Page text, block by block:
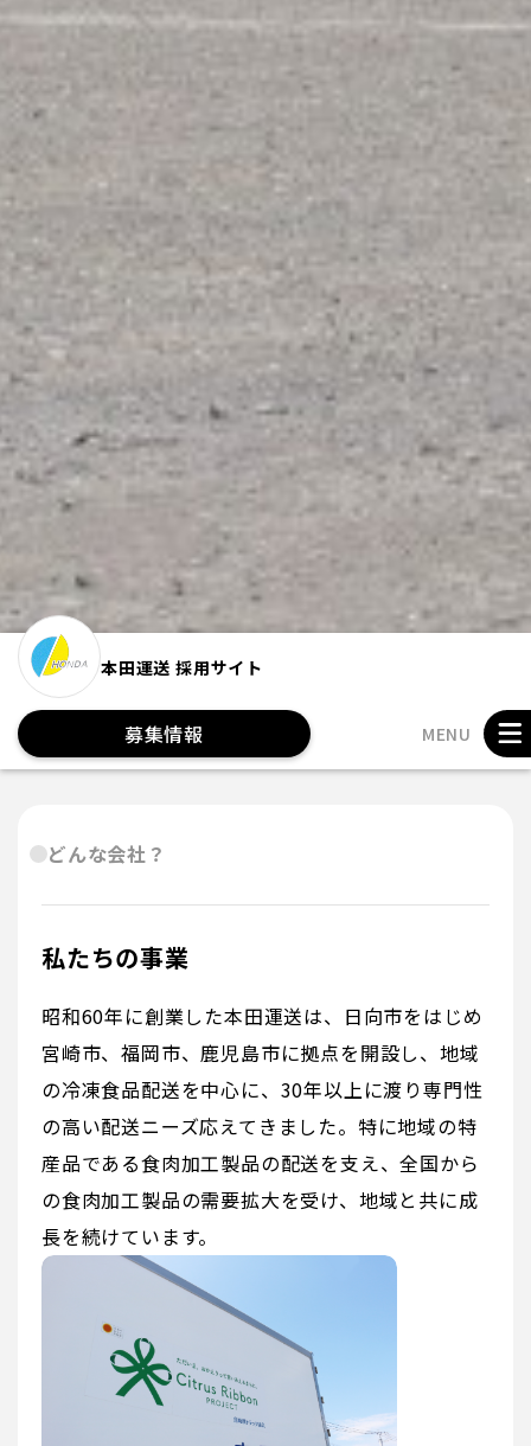
本田運送 採用サイト
募集情報 MENU
どんな会社？
私たちの事業
昭和60年に創業した本田運送は、日向市をはじめ
宮崎市、福岡市、鹿児島市に拠点を開設し、地域
の冷凍食品配送を中心に、30年以上に渡り専門性
の高い配送ニーズ応えてきました。特に地域の特
産品である食肉加工製品の配送を支え、全国から
の食肉加工製品の需要拡大を受け、地域と共に成
長を続けています。